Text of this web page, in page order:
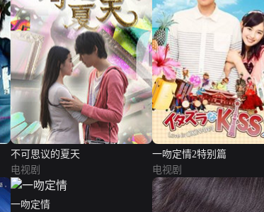
不可思议的夏天
电视剧
一吻定情2特别篇
电视剧
一吻定情